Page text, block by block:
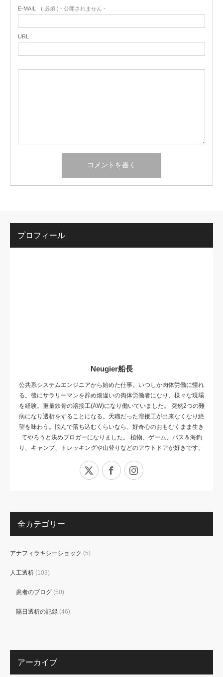
E-MAIL ( 必須 ) - 公開されません -
URL
プロフィール
Neugier船長
公共系システムエンジニアから始めた仕事。いつしか肉体労働に憧れ
る。後にサラリーマンを辞め畑違いの肉体労働者になり、様々な現場
を経験。重量鉄骨の溶接工(AW)になり働いていました。 突然2つの難
病になり透析をすることになる。天職だった溶接工が出来なくなり絶
望を味わう。悩んで落ち込むくらいなら、好奇心のおもむくまま生き
てやろうと決めブロガーになりました。 植物、ゲーム、バス＆海釣
り、キャンプ、トレッキングや山登りなどのアウトドアが好きです。
Facebook
全カテゴリー
アナフィラキシーショック (5)
人工透析 (103)
患者のブログ (50)
隔日透析の記録 (46)
アーカイブ